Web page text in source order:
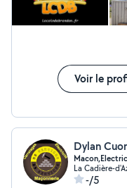
Voir le
Dylan
La Cadière-
-/5